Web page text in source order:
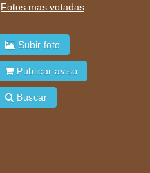
Fotos mas votadas
Subir foto
Publicar aviso
Buscar